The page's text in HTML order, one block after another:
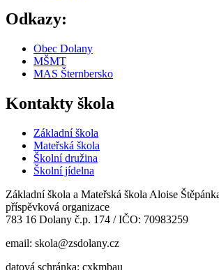
Odkazy:
Obec Dolany
MŠMT
MAS Šternbersko
Kontakty škola
Základní škola
Mateřská škola
Školní družina
Školní jídelna
Základní škola a Mateřská škola Aloise
příspěvková organizace
783 16 Dolany č.p. 174 / IČO: 70983259
email: skola@zsdolany.cz
datová schránka: cxkmbau